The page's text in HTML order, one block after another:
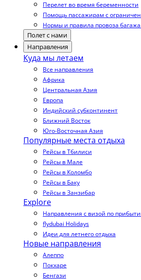
Перелет во время беременности
Помощь пассажирам с
Нормы и правила провоза
Полет с нами
Направления
Куда мы летаем
Все направления
Африка
Центральная Азия
Европа
Индийский субконтинент
Ближний Восток
Юго-Восточная Азия
Популярные места отдыха
Рейсы в Тбилиси
Рейсы в Мале
Рейсы в Коломбо
Рейсы в Баку
Рейсы в Занзибар
Explore
Направления с визой по
flydubai Holidays
Идеи для летнего отдыха
Новые направления
Алеппо
Покхаре
Бенгази